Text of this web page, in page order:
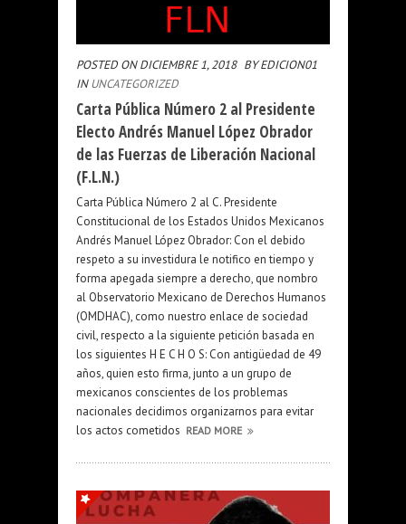
POSTED ON DICIEMBRE 1, 2018 BY EDICION01
INUNCATEGORIZED
Carta Pública Número 2 al Presidente
Electo Andrés Manuel López Obrador
de las Fuerzas de Liberación Nacional
(F.L.N.)
Carta Pública Número 2 al C. Presidente
Constitucional de los Estados Unidos Mexicanos
Andrés Manuel López Obrador: Con el debido
respeto a su investidura le notifico en tiempo y
forma apegada siempre a derecho, que nombro
al Observatorio Mexicano de Derechos Humanos
(OMDHAC), como nuestro enlace de sociedad
civil, respecto a la siguiente petición basada en
los siguientes H E C H O S: Con antigüedad de 49
años, quien esto firma, junto a un grupo de
mexicanos conscientes de los problemas
nacionales decidimos organizarnos para evitar
los actos cometidos READ MORE